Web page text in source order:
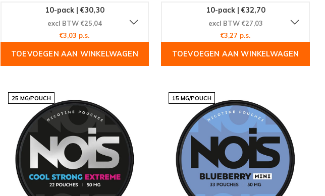
10-pack | €30,30
excl BTW €25,04
€3,03 p.s.
TOEVOEGEN AAN WINKELWAGEN
10-pack | €32,70
excl BTW €27,03
€3,27 p.s.
TOEVOEGEN AAN WINKELWAGEN
25 MG/POUCH 15 MG/POUCH